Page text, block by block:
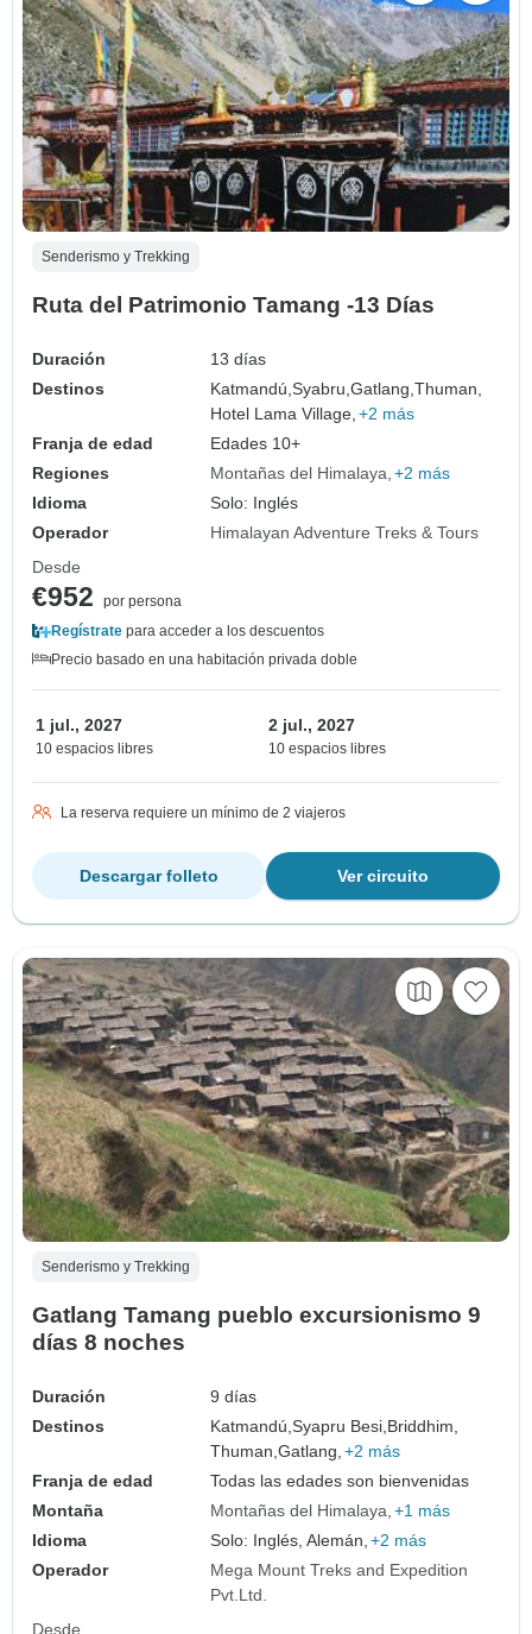
Senderismo y Trekking
Ruta del Patrimonio Tamang -13 Días
Duración
13 días
Destinos
Katmandú,Syabru,Gatlang,Thuman,
Hotel Lama Village, +2 más
Franja de edad
Edades 10+
Regiones
Montañas del Himalaya +2 más
Idioma
Solo: Inglés
Operador
Himalayan Adventure Treks & Tours
Desde
€952
por persona
Regístrate para acceder a los descuentos
Precio basado en una habitación privada doble
1 jul., 2027
10 espacios libres
2 jul., 2027
10 espacios libres
La reserva requiere un mínimo de 2 viajeros
Ver circuito
Descargar folleto
Senderismo y Trekking
Gatlang Tamang pueblo excursionismo 9
días 8 noches
Duración
9 días
Destinos
Katmandú,Syapru Besi,Briddhim,
Thuman,Gatlang, +2 más
Franja de edad
Todas las edades son bienvenidas
Montaña
Montañas del Himalaya +1 más
Idioma
Solo: Inglés, Alemán, +2 más
Operador
Mega Mount Treks and Expedition
Pvt.Ltd.
Desde